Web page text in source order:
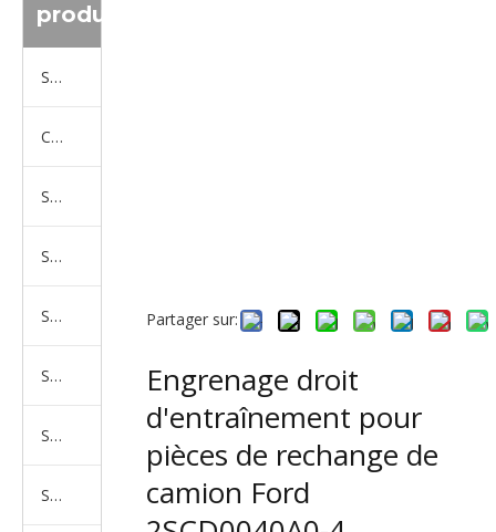
produit
Série de camions Sinotruk
Camion Shacman Série
Série de camions SAIC-lveco Hongyan
Série de camions Foton Auman
Série de camions FAW Jiefang
Série de camions Dongfeng
Série de camions North Benz Beiben
Série de camions américains, européens et japonais
Partager sur:
Engrenage droit
d'entraînement pour
pièces de rechange de
camion Ford